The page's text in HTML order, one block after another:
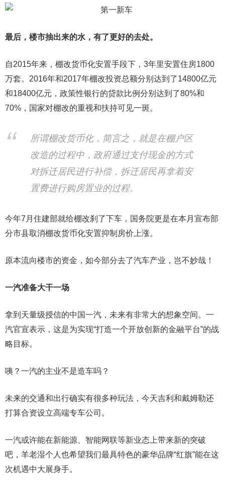
最后，楼市抽出来的水，有了更好的去处。
自2015年来，棚改货币化安置手段下，3年里安置住房1800
万套。2016年和2017年棚改投资总额分别达到了14800亿元
和18400亿元，政策性银行的贷款比例分别达到了80%和
70%，国家对棚改的重视和扶持可见一斑。
所谓棚改货币化，简言之，就是在棚户区
改造的过程中，政府通过支付现金的方式
对拆迁居民进行补偿，拆迁居民再拿着安
置费进行购房置业的过程。
今年7月住建部就给棚改刹了下车，国务院更是在本月宣布部
分市县取消棚改货币化安置抑制房价上涨。
原本流向楼市的资金，如今部分去了汽车产业，岂不妙哉！
一汽准备大干一场
拿到天量级授信的中国一汽，未来有非常大的想象空间。一
汽官宣表示，这是为实现“打造一个开放创新的金融平台”的战
略目标。
咦？一汽的主业不是造车吗？
未来的交通和出行确实有很多种玩法，今天吉利和戴姆勒还
打算合资设立高端专车公司。
一汽或许能在新能源、智能网联等新业态上带来新的突破
吧，羊老湿个人也希望我们最具特色的豪华品牌“红旗”能在这
次机遇中大展身手。